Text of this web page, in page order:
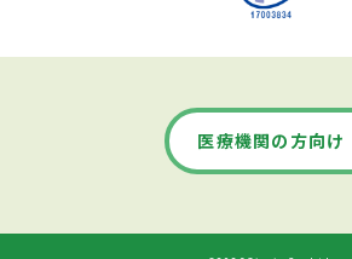
医療機関の方向け